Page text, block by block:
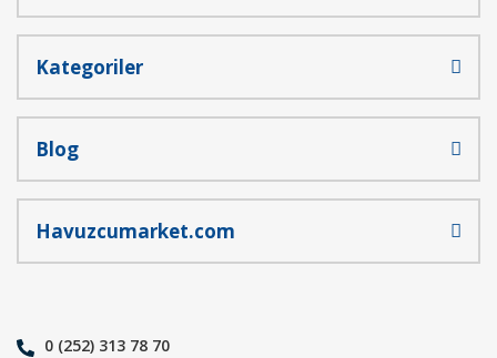
Kategoriler
Blog
Havuzcumarket.com
0 (252) 313 78 70